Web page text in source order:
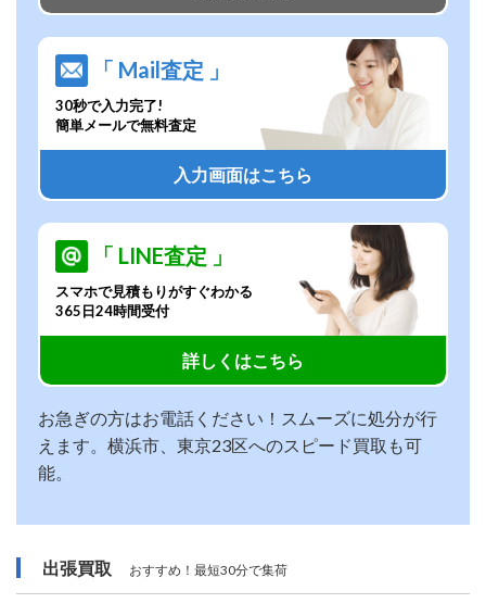
「 Mail査定 」
30秒で入力完了!
簡単メールで無料査定
入力画面はこちら
「 LINE査定 」
スマホで見積もりがすぐわかる
365日24時間受付
詳しくはこちら
お急ぎの方はお電話ください！スムーズに処分が行
えます。横浜市、東京23区へのスピード買取も可
能。
出張買取 おすすめ！最短30分で集荷